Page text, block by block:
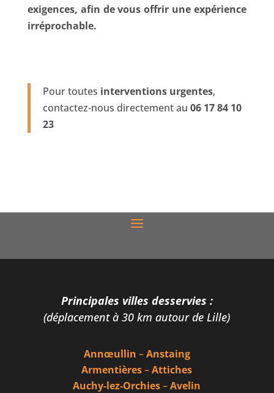
exigences, afin de vous offrir une expérience
irréprochable.
Pour toutes interventions urgentes,
contactez-nous directement au 06 17 84 10
23
Principales villes desservies :
(déplacement à 30 km autour de Lille)
Annœullin –Anstaing
Armentières–Attiches
Auchy-lez-Orchies–Avelin